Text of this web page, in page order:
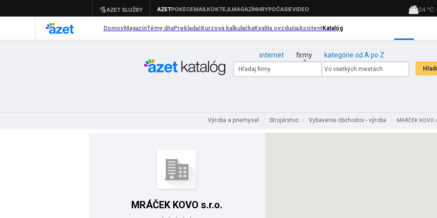
internet firmy kategórie od A po Z
Výroba a priemysel / Strojárstvo / Vybavenie obchodov - výroba / MRÁČEK KOVO
MRÁČEK KOVO s.r.o.